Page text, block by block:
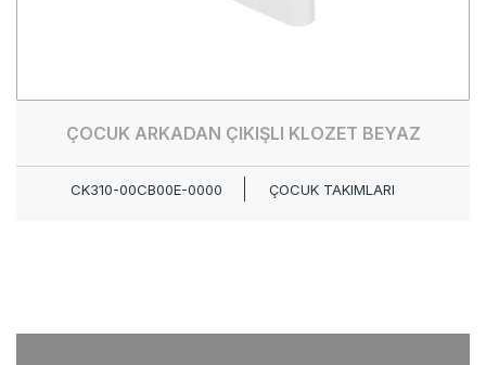
ÇOCUK ARKADAN ÇIKIŞLI KLOZET BEYAZ
CK310-00CB00E-0000 ÇOCUK TAKIMLARI